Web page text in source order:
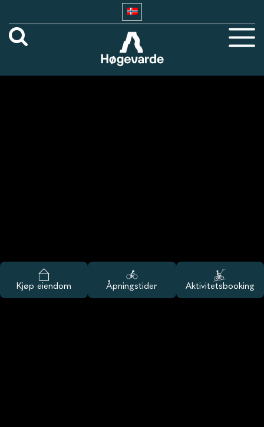
Kjøp eiendom Åpningstider Aktivitetsbooking